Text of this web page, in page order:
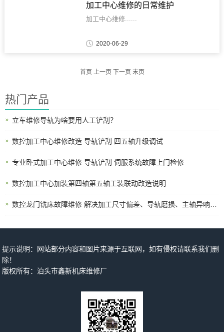
加工中心维修的日常维护
加工中心维修......
2020-06-29
首页 上一页 下一页 末页
热门产品
立车维修导轨为啥要用人工铲刮？
数控加工中心维修改造 导轨铲刮 四五轴升级调试
专业卧式加工中心维修 导轨铲刮 伺服系统故障上门检修
数控加工中心加装第四轴第五轴工装联动改造说明
提示说明：网站部分内容和图片来源于互联网，如有侵权请联系我们删
除！
版权所有：泊头市鑫新机床维修厂